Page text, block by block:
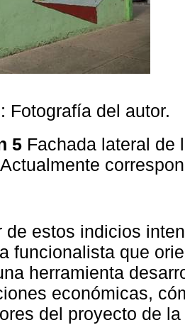
Fotografía del autor.
5 Fachada lateral de
de estos indicios
funcionalista que
herramienta
económicas,
del proyecto de